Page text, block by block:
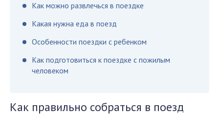
Как можно развлечься в поездке
Какая нужна еда в поезд
Особенности поездки с ребенком
Как подготовиться к поездке с пожилым
человеком
Как правильно собраться в поезд